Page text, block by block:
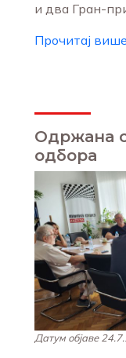
и два Гран-
Прочитај више
Одржана
одбора
Датум објаве